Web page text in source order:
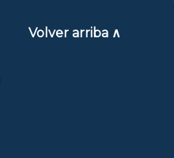
Volver arriba ∧